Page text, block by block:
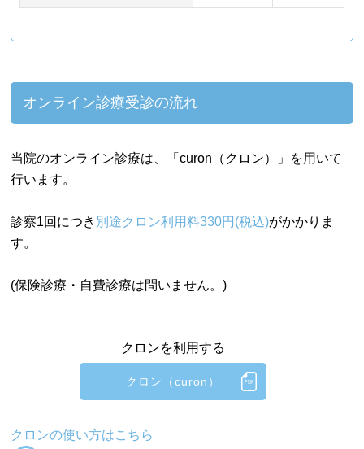
オンライン診療受診の流れ
当院のオンライン診療は、「curon（クロン）」を用いて
行います。
診察1回につき 別途クロン利用料330円(税込)がかかりま
す。
(保険診療・自費診療は問いません。)
クロンを利用する
クロン（curon）
クロンの使い方はこちら